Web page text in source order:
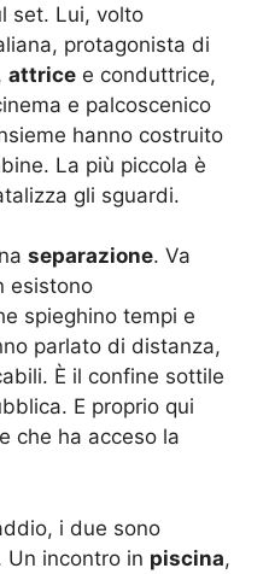
set. Lui, volto
protagonista di
attrice e conduttrice,
e palcoscenico
hanno costruito
La più piccola è
gli sguardi.
separazione. Va
esistono
spieghino tempi e
parlato di distanza,
È il confine sottile
E proprio qui
che ha acceso la
i due sono
Un incontro in piscina,